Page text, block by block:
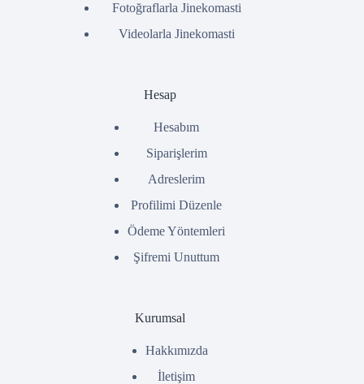
Fotoğraflarla Jinekomasti
Videolarla Jinekomasti
Hesap
Hesabım
Siparişlerim
Adreslerim
Profilimi Düzenle
Ödeme Yöntemleri
Şifremi Unuttum
Kurumsal
Hakkımızda
İletişim